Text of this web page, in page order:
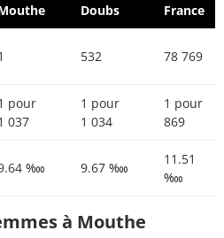
Doubs France
532 78 769
pour
037
1 pour
1 034
1 pour
869
‱ 9.67 ‱
11.51
‱
à Mouthe